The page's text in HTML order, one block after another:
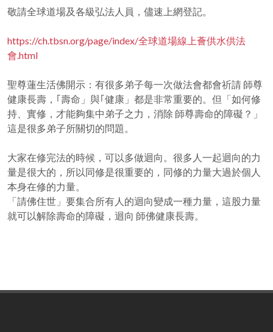
敬請全球道場及各級弘法人員，儘速上網登記。
https://ch.tbsn.org/page/index/全球道場線上薈供水供法
會.html
聖尊蓮生活佛開示：有很多弟子每一次做法會都會祈請 師尊
健康長壽，｢壽命」與｢健康」都是非常重要的。但「如何修
持、實修，才能夠集中弟子之力，消除 師尊壽命的障礙？」
這是很多弟子所關切的問題。
大家在修完法的時候，可以多做迴向。很多人一起迴向的力
量是很大的，所以同修是很重要的，同修的力量大過於個人
本身在修的力量。
「請佛住世」要集合所有人的迴向變成一種力量，這股力量
就可以解除壽命的障礙，迴向 師佛健康長壽。